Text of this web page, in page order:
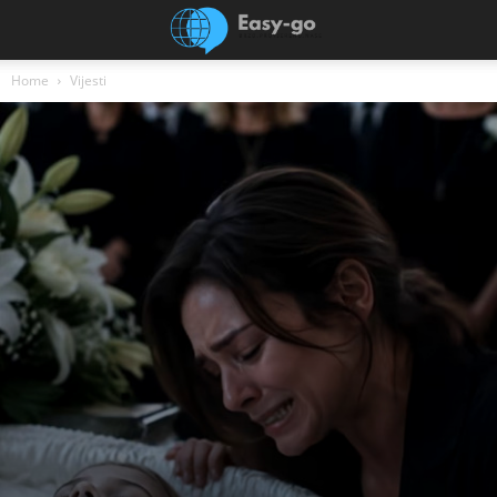
Home Vijesti